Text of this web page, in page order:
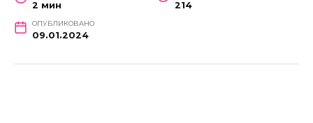
2 мин 214
ОПУБЛИКОВАНО
09.01.2024